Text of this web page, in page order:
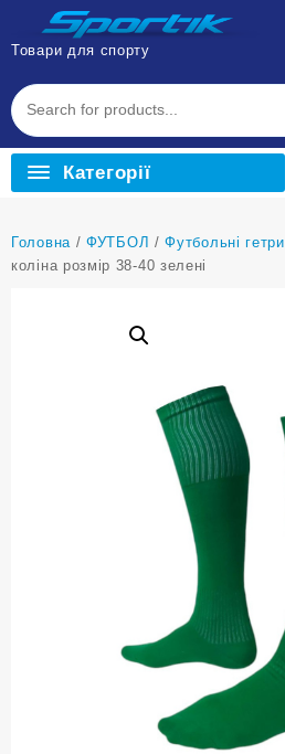
Перейти
вмісту
Товари для спорту
Категорії
Головна /ФУТБОЛ /Футбольні гетри
коліна розмір 38-40 зелені